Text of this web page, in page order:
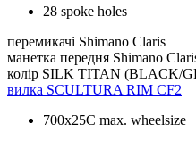
28 spoke holes
перемикачі Shimano Claris
манетка передня Shimano
колір SILK TITAN (BLACK/
вилка SCULTURA RIM CF2
700x25C max. wheelsize